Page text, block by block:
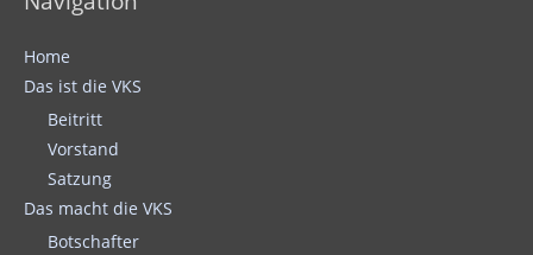
Home
Das ist die VKS
Beitritt
Vorstand
Satzung
Das macht die VKS
Botschafter